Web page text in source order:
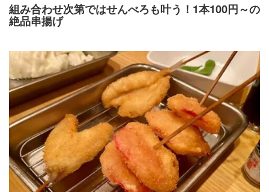
組み合わせ次第ではせんべろも叶う！1本100円～の
絶品串揚げ